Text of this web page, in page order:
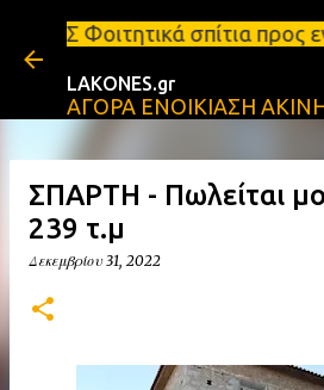
Μετάβαση στο κύριο
προς ενοικίαση στη
LAKONES.gr
ΑΓΟΡΑ ΕΝΟΙΚΙΑΣΗ
ΣΠΑΡΤΗ - Πωλείται
239 τ.μ
Δεκεμβρίου 31, 2022